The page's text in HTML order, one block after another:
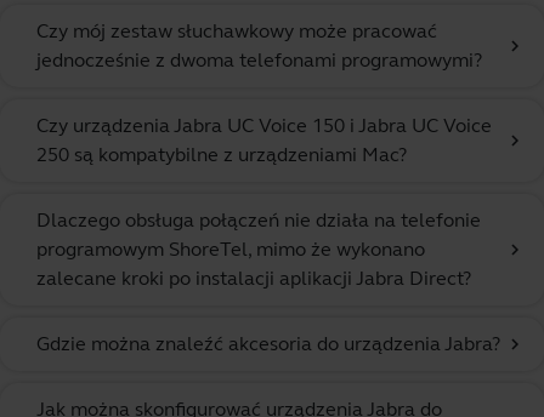
Czy mój zestaw słuchawkowy może pracować
jednocześnie z dwoma telefonami programowymi?
chevron_right
Czy urządzenia Jabra UC Voice 150 i Jabra UC Voice
250 są kompatybilne z urządzeniami Mac?
chevron_right
Dlaczego obsługa połączeń nie działa na telefonie
programowym ShoreTel, mimo że wykonano
zalecane kroki po instalacji aplikacji Jabra Direct?
chevron_right
Gdzie można znaleźć akcesoria do urządzenia Jabra? chevron_right
Jak można skonfigurować urządzenia Jabra do